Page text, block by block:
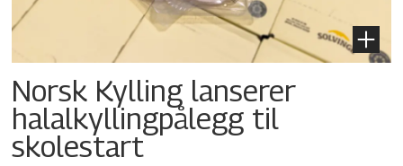
Norsk Kylling lanserer
halalkyllingpålegg til
skolestart